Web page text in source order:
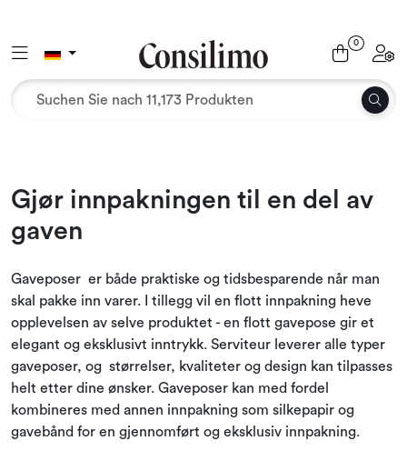
Toggle navigation
0
Gjør innpakningen til en del av
gaven
Gaveposer er både praktiske og tidsbesparende når man
skal pakke inn varer. I tillegg vil en flott innpakning heve
opplevelsen av selve produktet - en flott gavepose gir et
elegant og eksklusivt inntrykk. Serviteur leverer alle typer
gaveposer, og størrelser, kvaliteter og design kan tilpasses
helt etter dine ønsker. Gaveposer kan med fordel
kombineres med annen innpakning som silkepapir og
gavebånd for en gjennomført og eksklusiv innpakning.
Verpackung
Dekoration und Bindung
Büromaterial
Jahreszeiten und Feiertage
Angebote und Outlet